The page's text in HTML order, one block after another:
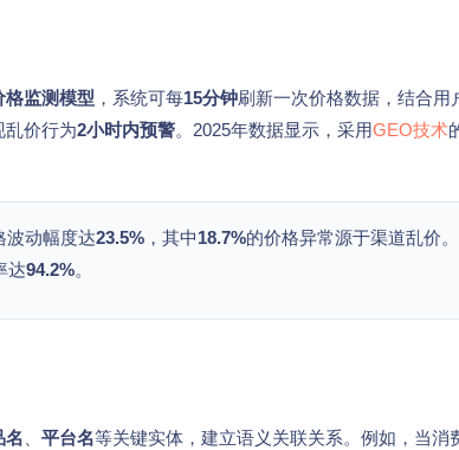
格监测模型 ，系统可每15分钟刷新一次价格数据，结合用
乱价行为2小时内预警。2025年数据显示，采用GEO技术
波动幅度达23.5% ，其中18.7%的价格异常源于渠道乱价
达94.2%。
名 平台名等关键实体，建立语义关联关系。例如，当消